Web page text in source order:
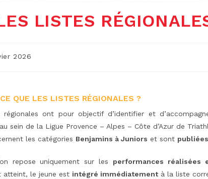
LISTES
2026
QUE LES LISTES RÉGIONALES ?
régionales ont pour objectif d’identifier et
sein de la Ligue Provence – Alpes – Côte d’Azur de
les catégories Benjamins à Juniors et sont
repose uniquement sur les performances réalisées
atteint, le jeune est intégré immédiatementà la liste